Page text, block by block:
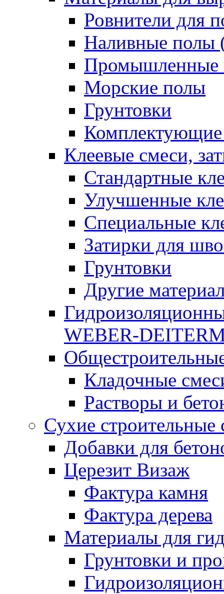
Ровнители для
Наливные полы
Промышленные
Морские полы
Грунтовки
Клеевые смеси,
Стандартные
Улучшенные
Специальные
Затирки для
Грунтовки
Другие
WEBER-
Кладочные
Растворы и
Сухие строительные
Добавки для
Церезит Визаж
Фактура камня
Фактура дерева
Материалы для
Грунтовки и